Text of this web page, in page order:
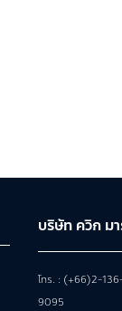
บริษัท ควิก ม
โทร. : (+66)2-
9095